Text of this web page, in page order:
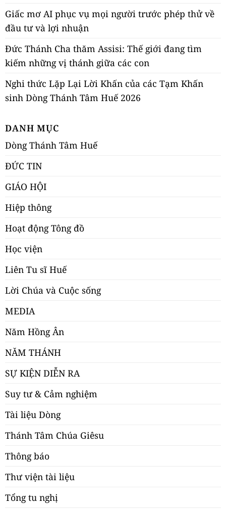
Giấc mơ AI phục vụ mọi người trước phép thử về
đầu tư và lợi nhuận
Đức Thánh Cha thăm Assisi: Thế giới đang tìm
kiếm những vị thánh giữa các con
Nghi thức Lặp Lại Lời Khấn của các Tạm Khấn
sinh Dòng Thánh Tâm Huế 2026
DANH MỤC
Dòng Thánh Tâm Huế
ĐỨC TIN
GIÁO HỘI
Hiệp thông
Hoạt động Tông đồ
Học viện
Liên Tu sĩ Huế
Lời Chúa và Cuộc sống
MEDIA
Năm Hồng Ân
NĂM THÁNH
SỰ KIỆN DIỄN RA
Suy tư & Cảm nghiệm
Tài liệu Dòng
Thánh Tâm Chúa Giêsu
Thông báo
Thư viện tài liệu
Tổng tu nghị